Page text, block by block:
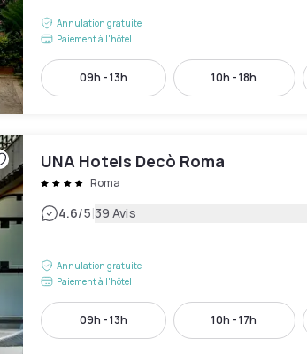
Annulation gratuite
Paiement à l'hôtel
09h - 13h 10h - 18h
UNA Hotels Decò Roma
Roma
4.6/5|39 Avis
Annulation gratuite
Paiement à l'hôtel
09h - 13h 10h - 17h